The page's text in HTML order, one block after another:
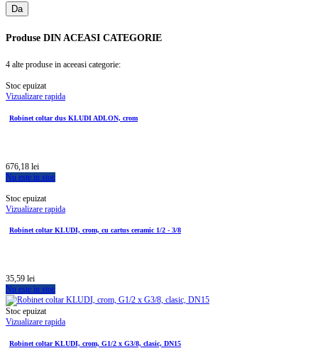
Da
Produse DIN ACEASI CATEGORIE
4 alte produse in aceeasi categorie:
Stoc epuizat
Vizualizare rapida
Robinet coltar dus KLUDI ADLON, crom
676,18 lei
Nu este in stoc
Stoc epuizat
Vizualizare rapida
Robinet coltar KLUDI, crom, cu cartus ceramic 1/2 - 3/8
35,59 lei
Nu este in stoc
Stoc epuizat
Vizualizare rapida
Robinet coltar KLUDI, crom, G1/2 x G3/8, clasic, DN15